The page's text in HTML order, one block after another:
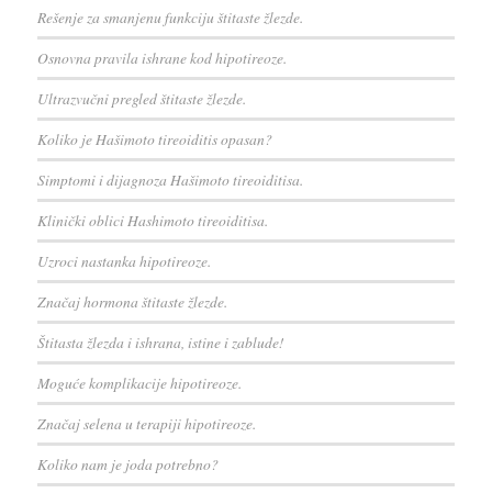
Rešenje za smanjenu funkciju štitaste žlezde.
Osnovna pravila ishrane kod hipotireoze.
Ultrazvučni pregled štitaste žlezde.
Koliko je Hašimoto tireoiditis opasan?
Simptomi i dijagnoza Hašimoto tireoiditisa.
Klinički oblici Hashimoto tireoiditisa.
Uzroci nastanka hipotireoze.
Značaj hormona štitaste žlezde.
Štitasta žlezda i ishrana, istine i zablude!
Moguće komplikacije hipotireoze.
Značaj selena u terapiji hipotireoze.
Koliko nam je joda potrebno?